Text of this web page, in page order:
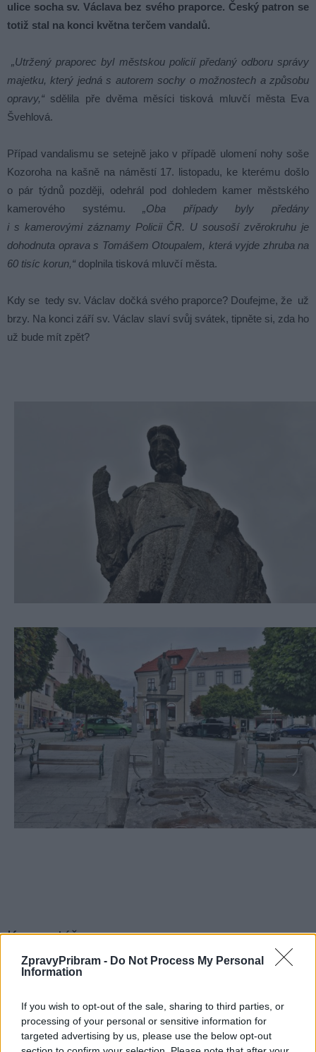
ZpravyPribram - Do Not Process My Personal
Information
If you wish to opt-out of the sale, sharing to third parties, or
processing of your personal or sensitive information for
targeted advertising by us, please use the below opt-out
ulice socha sv. Václava bez svého praporce. Český patron se
totiž stal na konci května terčem vandalů.
„Utržený praporec byl městskou policií předaný odboru správy
majetku, který jedná s autorem sochy o možnostech a způsobu
opravy,“ sdělila pře dvěma měsíci tisková mluvčí města Eva
Švehlová.
Případ vandalismu se setejně jako v případě ulomení nohy soše
Kozoroha na kašně na náměstí 17. listopadu, ke kterému došlo
o pár týdnů později, odehrál pod dohledem kamer městského
kamerového systému.„Oba případy byly předány
i s kamerovými záznamy Policii ČR. U sousoší zvěrokruhu je
dohodnuta oprava s Tomášem Otoupalem, která vyjde zhruba na
60 tisíc korun,“ doplnila tisková mluvčí města.
Kdy se tedy sv. Václav dočká svého praporce? Doufejme, že už
brzy. Na konci září sv. Václav slaví svůj svátek, tipněte si, zda ho
už bude mít zpět?
Komentáře
TAGY kamera městská policie Polcie ČR
praporec
Pražská ulice
Příbram radnice socha
sv. Václav
vandalismus
záznam